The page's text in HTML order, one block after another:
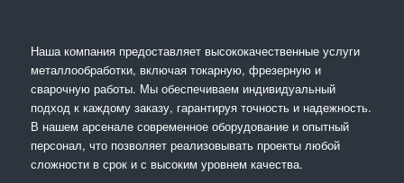
Наша компания предоставляет высококачественные услуги
металлообработки, включая токарную, фрезерную и
сварочную работы. Мы обеспечиваем индивидуальный
подход к каждому заказу, гарантируя точность и надежность.
В нашем арсенале современное оборудование и опытный
персонал, что позволяет реализовывать проекты любой
сложности в срок и с высоким уровнем качества.